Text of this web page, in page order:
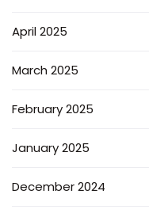
April 2025
March 2025
February 2025
January 2025
December 2024